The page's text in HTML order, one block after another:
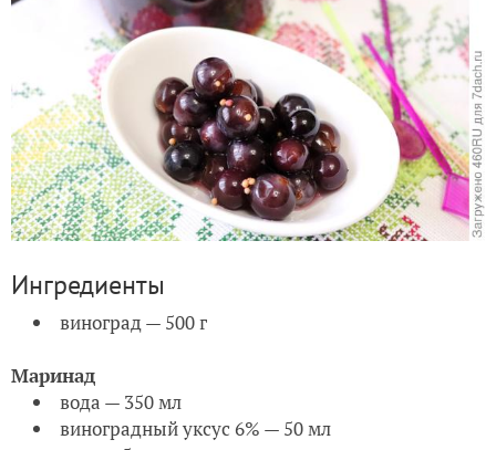
Ингредиенты
виноград — 500 г
Маринад
вода — 350 мл
виноградный уксус 6% — 50 мл